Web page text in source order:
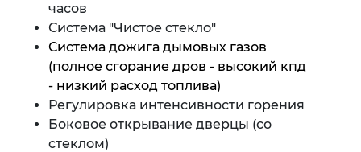
часов
Система "Чистое стекло"
Система дожига дымовых газов
(полное сгорание дров - высокий кпд
- низкий расход топлива)
Регулировка интенсивности горения
Боковое открывание дверцы (со
стеклом)